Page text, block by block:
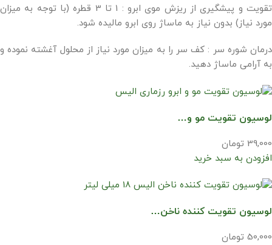
تقویت و پیشگیری از ریزش موی ابرو : 1 تا 3 قطره (با توجه به میزان
مورد نیاز) بدون نیاز به ماساژ روی ابرو مالیده شود.
درمان شوره سر : کف سر را به میزان مورد نیاز از محلول آغشته نموده و
به آرامی ماساژ دهید.
لوسیون تقویت مو و…
39,000 تومان
افزودن به سبد خرید
لوسیون تقویت کننده ناخن…
50,000 تومان